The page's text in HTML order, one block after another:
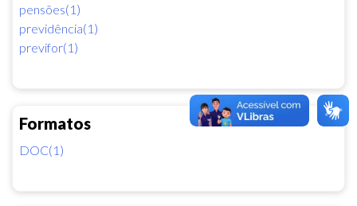
pensões(1)
previdência(1)
previfor(1)
Formatos
DOC(1)